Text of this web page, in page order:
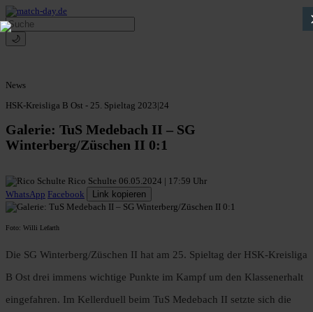
🌙
News
HSK-Kreisliga B Ost - 25. Spieltag 2023|24
Galerie: TuS Medebach II – SG
Winterberg/Züschen II 0:1
Rico Schulte 06.05.2024 | 17:59 Uhr
WhatsApp Facebook Link kopieren
Foto: Willi Lefarth
Die SG Winterberg/Züschen II hat am 25. Spieltag der HSK-Kreisliga
B Ost drei immens wichtige Punkte im Kampf um den Klassenerhalt
eingefahren. Im Kellerduell beim TuS Medebach II setzte sich die